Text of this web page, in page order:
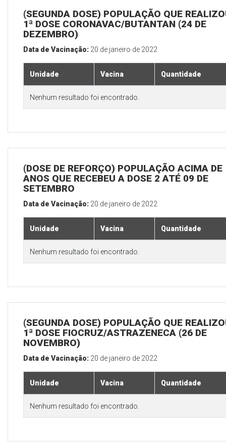
(SEGUNDA DOSE) POPULAÇÃO QUE
1ª DOSE CORONAVAC/BUTANTAN (24 DE
DEZEMBRO)
Data de Vacinação: 20 de janeiro de 2022
Unidade Vacina Quantidade
Nenhum resultado foi encontrado.
(DOSE DE REFORÇO) POPULAÇÃO ACIMA DE
ANOS QUE RECEBEU A DOSE 2 ATÉ 09 DE
SETEMBRO
Data de Vacinação: 20 de janeiro de 2022
Unidade Vacina Quantidade
Nenhum resultado foi encontrado.
(SEGUNDA DOSE) POPULAÇÃO QUE
1ª DOSE FIOCRUZ/ASTRAZENECA (26 DE
NOVEMBRO)
Data de Vacinação: 20 de janeiro de 2022
Unidade Vacina Quantidade
Nenhum resultado foi encontrado.